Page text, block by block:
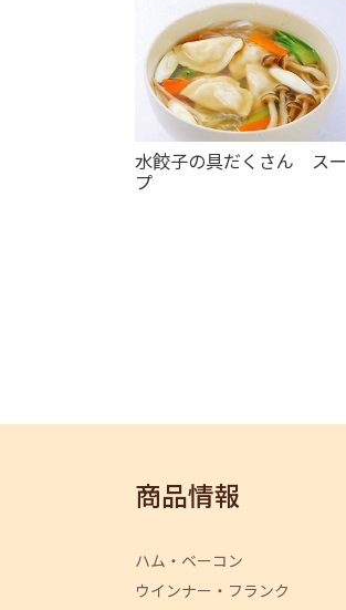
水餃子の具だくさん スー
プ
商品情報
ハム・ベーコン
ウインナー・フランク